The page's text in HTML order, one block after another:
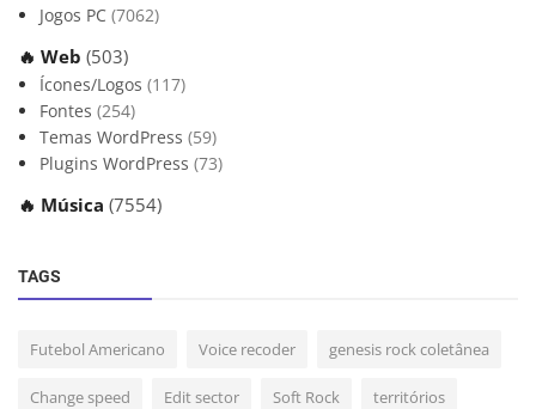
Jogos PC (7062)
🔥 Web (503)
Ícones/Logos (117)
Fontes (254)
Temas WordPress (59)
Plugins WordPress (73)
🔥 Música (7554)
TAGS
Futebol Americano Voice recoder genesis rock coletânea
Change speed Edit sector Soft Rock territórios